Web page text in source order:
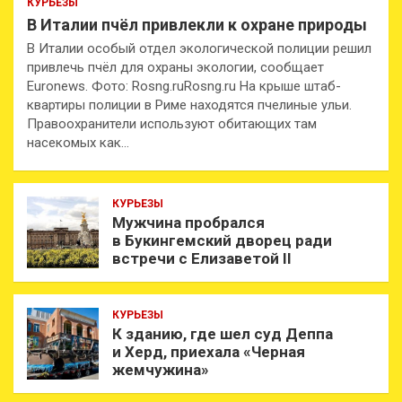
КУРЬЕЗЫ
В Италии пчёл привлекли к охране природы
В Италии особый отдел экологической полиции решил
привлечь пчёл для охраны экологии, сообщает
Euronews. Фото: Rosng.ruRosng.ru На крыше штаб-
квартиры полиции в Риме находятся пчелиные ульи.
Правоохранители используют обитающих там
насекомых как…
КУРЬЕЗЫ
Мужчина пробрался
в Букингемский дворец ради
встречи с Елизаветой II
КУРЬЕЗЫ
К зданию, где шел суд Деппа
и Херд, приехала «Черная
жемчужина»